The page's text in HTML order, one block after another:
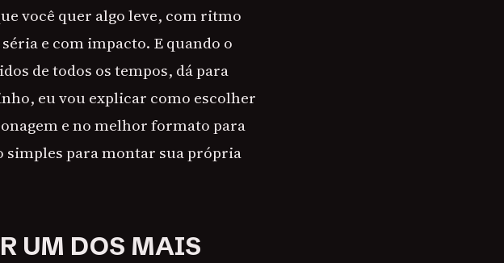
você quer algo leve, com ritmo
e com impacto. E quando o
de todos os tempos, dá para
eu vou explicar como escolher
e no melhor formato para
simples para montar sua própria
UM DOS MAIS